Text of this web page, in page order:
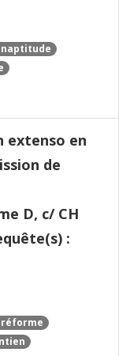
extenso en
de
D, c/ CH
:
réforme